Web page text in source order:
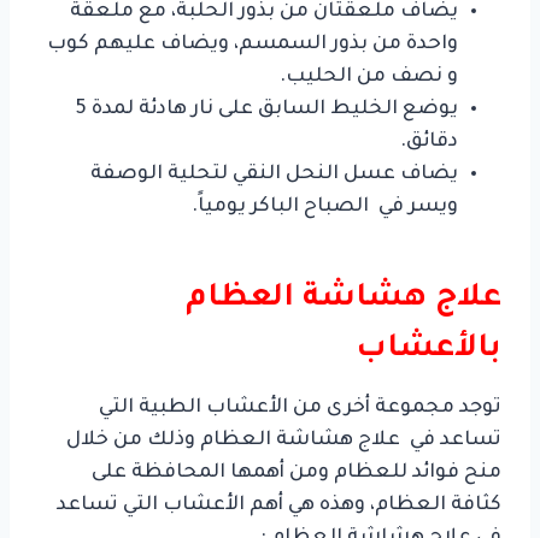
يضاف ملعقتان من بذور الحلبة، مع ملعقة
واحدة من بذور السمسم، ويضاف عليهم كوب
و نصف من الحليب.
يوضع الخليط السابق على نار هادئة لمدة 5
دقائق.
يضاف عسل النحل النقي لتحلية الوصفة
ويسر في الصباح الباكر يومياً.
علاج هشاشة العظام
بالأعشاب
توجد مجموعة أخرى من الأعشاب الطبية التي
تساعد في علاج هشاشة العظام وذلك من خلال
منح فوائد للعظام ومن أهمها المحافظة على
كثافة العظام، وهذه هي أهم الأعشاب التي تساعد